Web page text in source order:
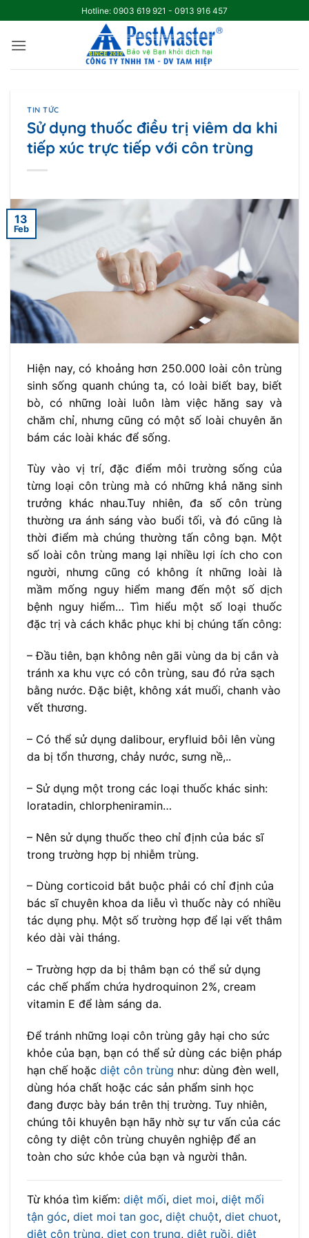
to
content
Hotline: 0903 619 921 - 0913 916 457
TIN TỨC
Sử dụng thuốc điều trị viêm da khi
tiếp xúc trực tiếp với côn trùng
13
Feb
Hiện nay, có khoảng hơn 250.000 loài côn trùng
sinh sống quanh chúng ta, có loài biết bay, biết
bò, có những loài luôn làm việc hăng say và
chăm chỉ, nhưng cũng có một số loài chuyên ăn
bám các loài khác để sống.
Tùy vào vị trí, đặc điểm môi trường sống của
từng loại côn trùng mà có những khả năng sinh
trưởng khác nhau.Tuy nhiên, đa số côn trùng
thường ưa ánh sáng vào buổi tối, và đó cũng là
thời điểm mà chúng thường tấn công bạn. Một
số loài côn trùng mang lại nhiều lợi ích cho con
người, nhưng cũng có không ít những loài là
mầm mống nguy hiểm mang đến một số dịch
bệnh nguy hiểm… Tìm hiểu một số loại thuốc
đặc trị và cách khắc phục khi bị chúng tấn công:
– Đầu tiên, bạn không nên gãi vùng da bị cắn và
tránh xa khu vực có côn trùng, sau đó rửa sạch
bằng nước. Đặc biệt, không xát muối, chanh vào
vết thương.
– Có thể sử dụng dalibour, eryfluid bôi lên vùng
da bị tổn thương, chảy nước, sưng nề,..
– Sử dụng một trong các loại thuốc khác sinh:
loratadin, chlorpheniramin…
– Nên sử dụng thuốc theo chỉ định của bác sĩ
trong trường hợp bị nhiễm trùng.
– Dùng corticoid bắt buộc phải có chỉ định của
bác sĩ chuyên khoa da liễu vì thuốc này có nhiều
tác dụng phụ. Một số trường hợp để lại vết thâm
kéo dài vài tháng.
– Trường hợp da bị thâm bạn có thể sử dụng
các chế phẩm chứa hydroquinon 2%, cream
vitamin E để làm sáng da.
Để tránh những loại côn trùng gây hại cho sức
khỏe của bạn, bạn có thể sử dùng các biện pháp
hạn chế hoặc diệt côn trùng như: dùng đèn well,
dùng hóa chất hoặc các sản phẩm sinh học
đang được bày bán trên thị trường. Tuy nhiên,
chúng tôi khuyên bạn hãy nhờ sự tư vấn của các
công ty diệt côn trùng chuyên nghiệp để an
toàn cho sức khỏe của bạn và người thân.
Từ khóa tìm kiếm: diệt mối, diet moi, diệt mối
tận góc, diet moi tan goc, diệt chuột, diet chuot,
diệt côn trùng, diet con trung, diệt ruồi, diệt